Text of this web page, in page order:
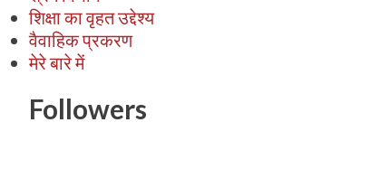
शिक्षा का वृहत उद्देश्य
वैवाहिक प्रकरण
मेरे बारे में
Followers